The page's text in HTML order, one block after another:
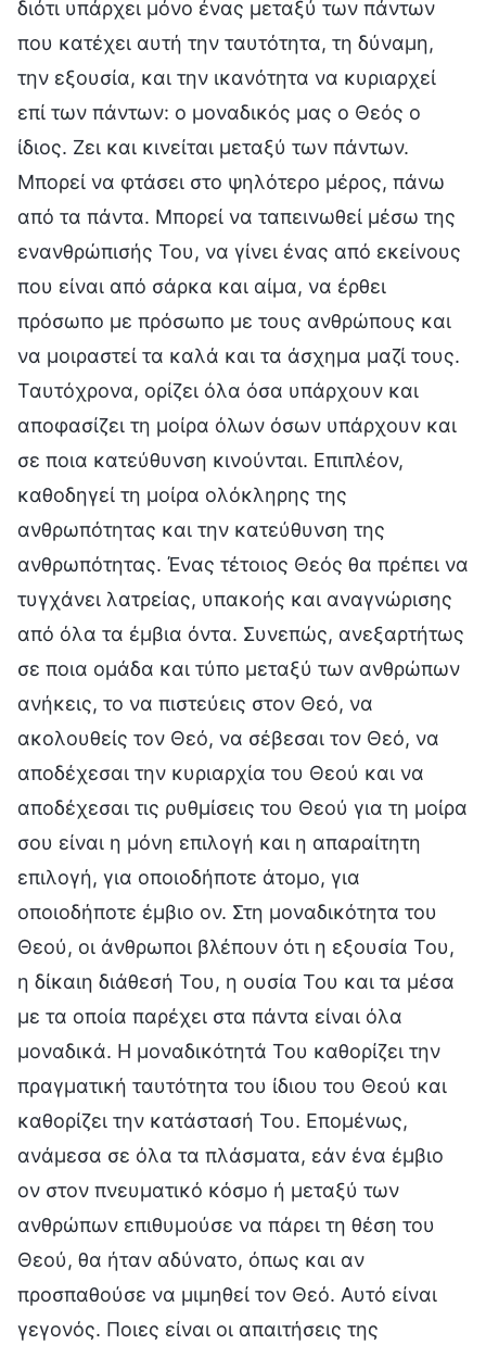
διότι υπάρχει μόνο ένας μεταξύ των πάντων
που κατέχει αυτή την ταυτότητα, τη δύναμη,
την εξουσία, και την ικανότητα να κυριαρχεί
επί των πάντων: ο μοναδικός μας ο Θεός ο
ίδιος. Ζει και κινείται μεταξύ των πάντων.
Μπορεί να φτάσει στο ψηλότερο μέρος, πάνω
από τα πάντα. Μπορεί να ταπεινωθεί μέσω της
ενανθρώπισής Του, να γίνει ένας από εκείνους
που είναι από σάρκα και αίμα, να έρθει
πρόσωπο με πρόσωπο με τους ανθρώπους και
να μοιραστεί τα καλά και τα άσχημα μαζί τους.
Ταυτόχρονα, ορίζει όλα όσα υπάρχουν και
αποφασίζει τη μοίρα όλων όσων υπάρχουν και
σε ποια κατεύθυνση κινούνται. Επιπλέον,
καθοδηγεί τη μοίρα ολόκληρης της
ανθρωπότητας και την κατεύθυνση της
ανθρωπότητας. Ένας τέτοιος Θεός θα πρέπει να
τυγχάνει λατρείας, υπακοής και αναγνώρισης
από όλα τα έμβια όντα. Συνεπώς, ανεξαρτήτως
σε ποια ομάδα και τύπο μεταξύ των ανθρώπων
ανήκεις, το να πιστεύεις στον Θεό, να
ακολουθείς τον Θεό, να σέβεσαι τον Θεό, να
αποδέχεσαι την κυριαρχία του Θεού και να
αποδέχεσαι τις ρυθμίσεις του Θεού για τη μοίρα
σου είναι η μόνη επιλογή και η απαραίτητη
επιλογή, για οποιοδήποτε άτομο, για
οποιοδήποτε έμβιο ον. Στη μοναδικότητα του
Θεού, οι άνθρωποι βλέπουν ότι η εξουσία Του,
η δίκαιη διάθεσή Του, η ουσία Του και τα μέσα
με τα οποία παρέχει στα πάντα είναι όλα
μοναδικά. Η μοναδικότητά Του καθορίζει την
πραγματική ταυτότητα του ίδιου του Θεού και
καθορίζει την κατάστασή Του. Επομένως,
ανάμεσα σε όλα τα πλάσματα, εάν ένα έμβιο
ον στον πνευματικό κόσμο ή μεταξύ των
ανθρώπων επιθυμούσε να πάρει τη θέση του
Θεού, θα ήταν αδύνατο, όπως και αν
προσπαθούσε να μιμηθεί τον Θεό. Αυτό είναι
γεγονός. Ποιες είναι οι απαιτήσεις της